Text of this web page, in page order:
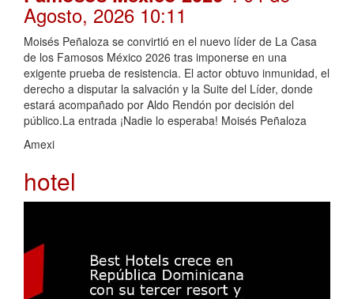
Agosto, 2026 10:11
Moisés Peñaloza se convirtió en el nuevo líder de La Casa
de los Famosos México 2026 tras imponerse en una
exigente prueba de resistencia. El actor obtuvo inmunidad, el
derecho a disputar la salvación y la Suite del Líder, donde
estará acompañado por Aldo Rendón por decisión del
público.La entrada ¡Nadie lo esperaba! Moisés Peñaloza
Amexi
hotel